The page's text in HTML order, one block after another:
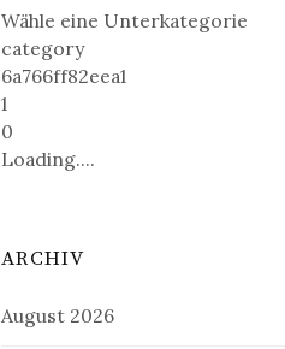
Wähle eine Unterkategorie
category
6a766ff82eea1
1
0
Loading....
ARCHIV
August 2026